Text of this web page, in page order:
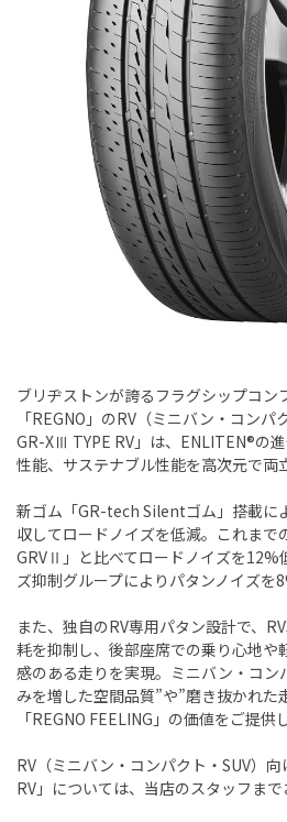
ブリヂストンが誇るフラグシップコン
「REGNO」のRV（ミニバン・コンパ
GR-XⅢ TYPE RV」は、ENLITEN®の
性能、サステナブル性能を高次元で両
新ゴム「GR-tech Silentゴム」搭載に
収してロードノイズを低減。これまで
GRVⅡ」と比べてロードノイズを
ズ抑制グループによりパタンノイズを
また、独自のRV専用パタン設計で、
耗を抑制し、後部座席での乗り心地や
感のある走りを実現。ミニバン・コン
みを増した空間品質”や”磨き抜かれた
「REGNO FEELING」の価値をご提供
RV（ミニバン・コンパクト・SUV）
RV」については、当店のスタッフまで